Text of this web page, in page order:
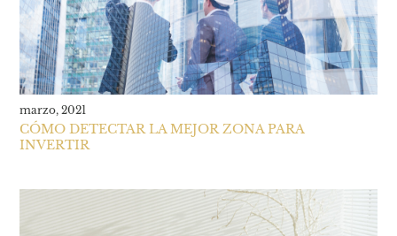
marzo, 2021
CÓMO DETECTAR LA MEJOR ZONA PARA
INVERTIR